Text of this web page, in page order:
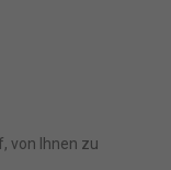
von Ihnen zu